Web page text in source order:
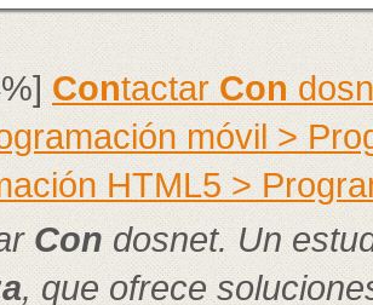
ContactarCon
móvil >
HTML5 >
Con dosnet. Un
, que ofrece